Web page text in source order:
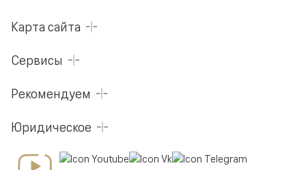
Карта сайта
Сервисы
Рекомендуем
Юридическое